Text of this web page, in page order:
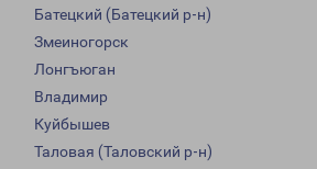
Батецкий (Батецкий р-н)
Змеиногорск
Лонгъюган
Владимир
Куйбышев
Таловая (Таловский р-н)